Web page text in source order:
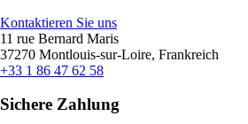
Kontaktieren Sie uns
11 rue Bernard Maris
37270 Montlouis-sur-Loire, Frankreich
+33 1 86 47 62 58
Sichere Zahlung